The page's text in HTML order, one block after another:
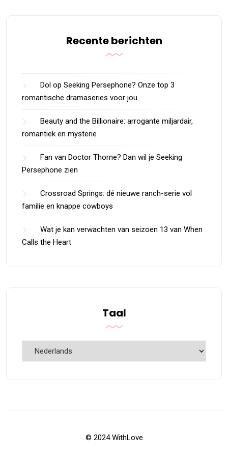
Recente berichten
Dol op Seeking Persephone? Onze top 3
romantische dramaseries voor jou
Beauty and the Billionaire: arrogante miljardair,
romantiek en mysterie
Fan van Doctor Thorne? Dan wil je Seeking
Persephone zien
Crossroad Springs: dé nieuwe ranch-serie vol
familie en knappe cowboys
Wat je kan verwachten van seizoen 13 van When
Calls the Heart
Taal
Taal
© 2024 WithLove